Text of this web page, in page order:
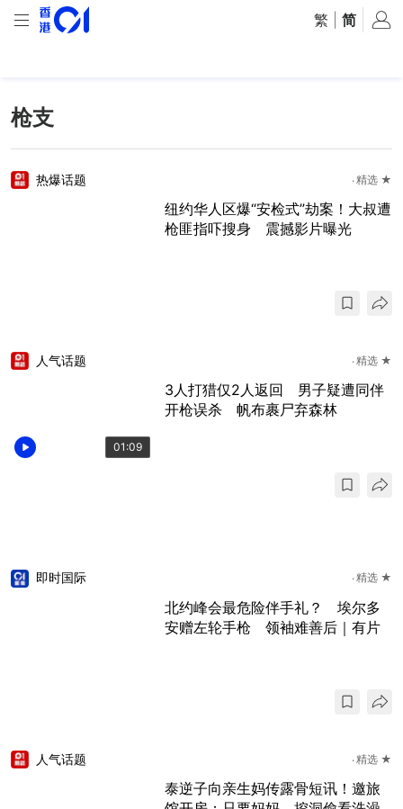
繁 简
枪支
热爆话题 精选 ★
纽约华人区爆“安检式”劫案！大叔遭
枪匪指吓搜身 震撼影片曝光
01:09
人气话题 精选 ★
3人打猎仅2人返回 男子疑遭同伴
开枪误杀 帆布裹尸弃森林
即时国际 精选 ★
北约峰会最危险伴手礼？ 埃尔多
安赠左轮手枪 领袖难善后｜有片
人气话题 精选 ★
泰逆子向亲生妈传露骨短讯！邀旅